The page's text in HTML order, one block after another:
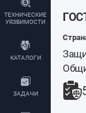
ТЕХНИЧЕСКИЕ
УЯЗВИМОСТИ
КАТАЛОГИ
ЗАДАЧИ